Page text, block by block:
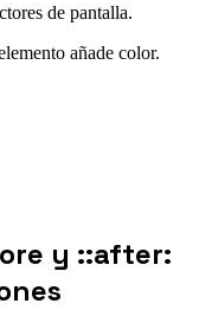
de pantalla.
añade color.
y ::after: